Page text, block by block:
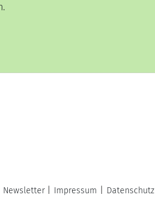
Newsletter Impressum Datenschutz